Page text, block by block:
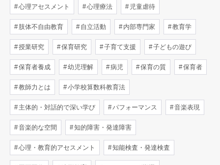
心理アセスメント 心理療法 児童虐待
肢体不自由教育 自立活動 内部専門家 教育学
授業研究 保育研究 子育て支援 子どもの遊び
保育者養成 幼児理解 病児 保育の質 保育者
教師力とは 小学校算数科教育法
主体的・対話的で深い学び パフォーマンス 音楽表現
音楽的な空間 知的障害・発達障害
心理・教育的アセスメント 知能検査・発達検査